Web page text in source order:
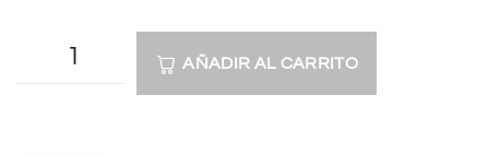
AÑADIR AL CARRITO